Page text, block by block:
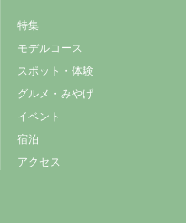
特集
モデルコース
スポット・体験
グルメ・みやげ
イベント
宿泊
アクセス